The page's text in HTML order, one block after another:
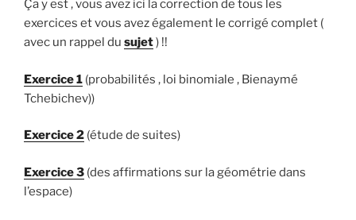
Ça y est , vous avez ici la correction de tous les
exercices et vous avez également le corrigé complet (
avec un rappel du sujet) !!
Exercice 1 (probabilités , loi binomiale , Bienaymé
Tchebichev))
Exercice 2 (étude de suites)
Exercice 3 (des affirmations sur la géométrie dans
l’espace)